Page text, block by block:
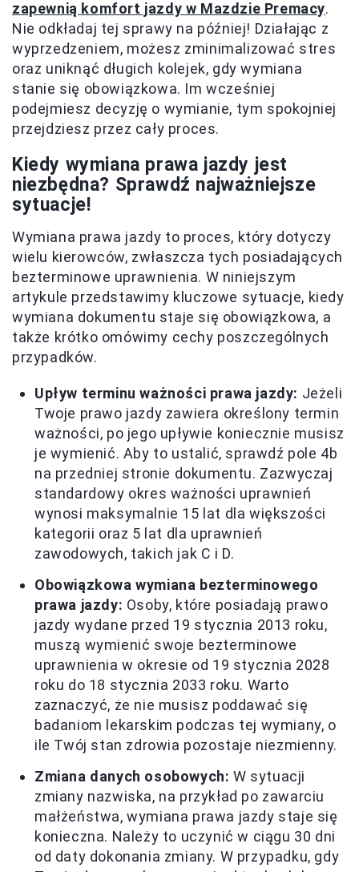
zapewnią komfort jazdy w Mazdzie Premacy.
Nie odkładaj tej sprawy na później! Działając z
wyprzedzeniem, możesz zminimalizować stres
oraz uniknąć długich kolejek, gdy wymiana
stanie się obowiązkowa. Im wcześniej
podejmiesz decyzję o wymianie, tym spokojniej
przejdziesz przez cały proces.
Kiedy wymiana prawa jazdy jest
niezbędna? Sprawdź najważniejsze
sytuacje!
Wymiana prawa jazdy to proces, który dotyczy
wielu kierowców, zwłaszcza tych posiadających
bezterminowe uprawnienia. W niniejszym
artykule przedstawimy kluczowe sytuacje, kiedy
wymiana dokumentu staje się obowiązkowa, a
także krótko omówimy cechy poszczególnych
przypadków.
Upływ terminu ważności prawa jazdy: Jeżeli
Twoje prawo jazdy zawiera określony termin
ważności, po jego upływie koniecznie musisz
je wymienić. Aby to ustalić, sprawdź pole 4b
na przedniej stronie dokumentu. Zazwyczaj
standardowy okres ważności uprawnień
wynosi maksymalnie 15 lat dla większości
kategorii oraz 5 lat dla uprawnień
zawodowych, takich jak C i D.
Obowiązkowa wymiana bezterminowego
prawa jazdy: Osoby, które posiadają prawo
jazdy wydane przed 19 stycznia 2013 roku,
muszą wymienić swoje bezterminowe
uprawnienia w okresie od 19 stycznia 2028
roku do 18 stycznia 2033 roku. Warto
zaznaczyć, że nie musisz poddawać się
badaniom lekarskim podczas tej wymiany, o
ile Twój stan zdrowia pozostaje niezmienny.
Zmiana danych osobowych: W sytuacji
zmiany nazwiska, na przykład po zawarciu
małżeństwa, wymiana prawa jazdy staje się
konieczna. Należy to uczynić w ciągu 30 dni
od daty dokonania zmiany. W przypadku, gdy